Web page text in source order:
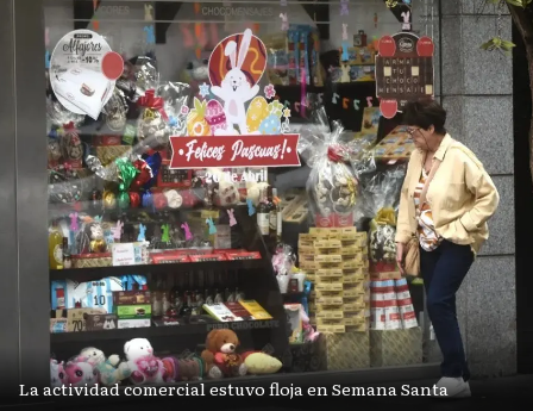
La actividad comercial estuvo floja en Semana Santa